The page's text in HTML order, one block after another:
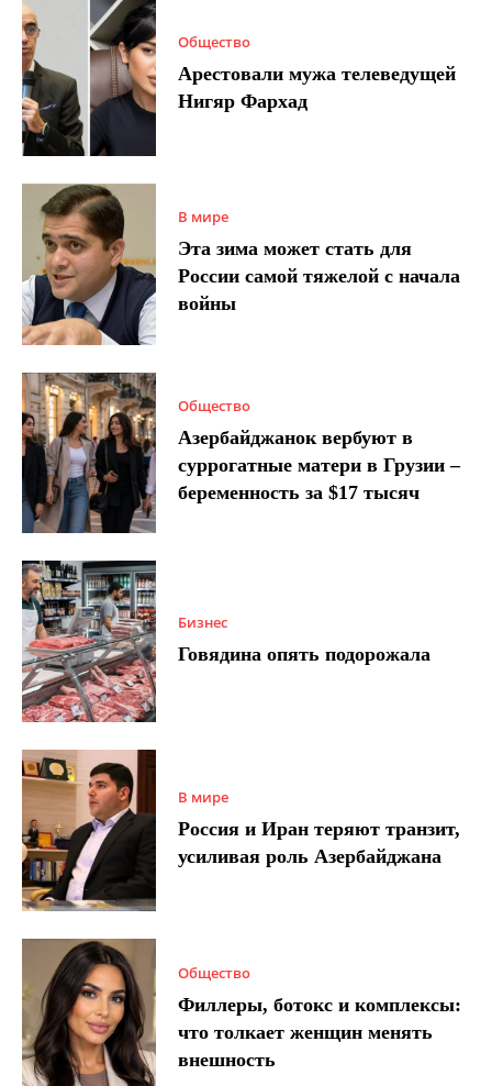
Общество
Арестовали мужа телеведущей
Нигяр Фархад
В мире
Эта зима может стать для
России самой тяжелой с начала
войны
Общество
Азербайджанок вербуют в
суррогатные матери в Грузии –
беременность за $17 тысяч
Бизнес
Говядина опять подорожала
В мире
Россия и Иран теряют транзит,
усиливая роль Азербайджана
Общество
Филлеры, ботокс и комплексы:
что толкает женщин менять
внешность